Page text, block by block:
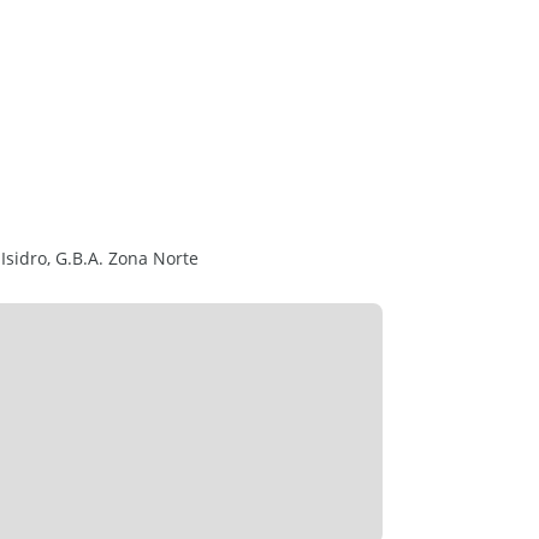
de la propiedad, permitiendo el acceso
G.B.A. Zona Norte